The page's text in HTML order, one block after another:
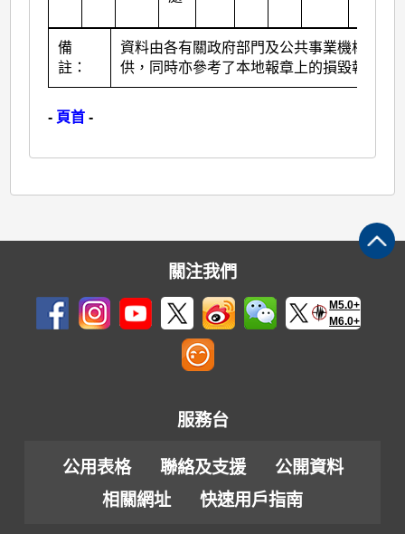
備
註：
資料由各有關政府部門及公共事業機構提
供，同時亦參考了本地報章上的損毀報導。
- 頁首 -
關注我們
M5.0+
M6.0+
服務台
公用表格 聯絡及支援
公開資料
相關網址
快速用戶指南